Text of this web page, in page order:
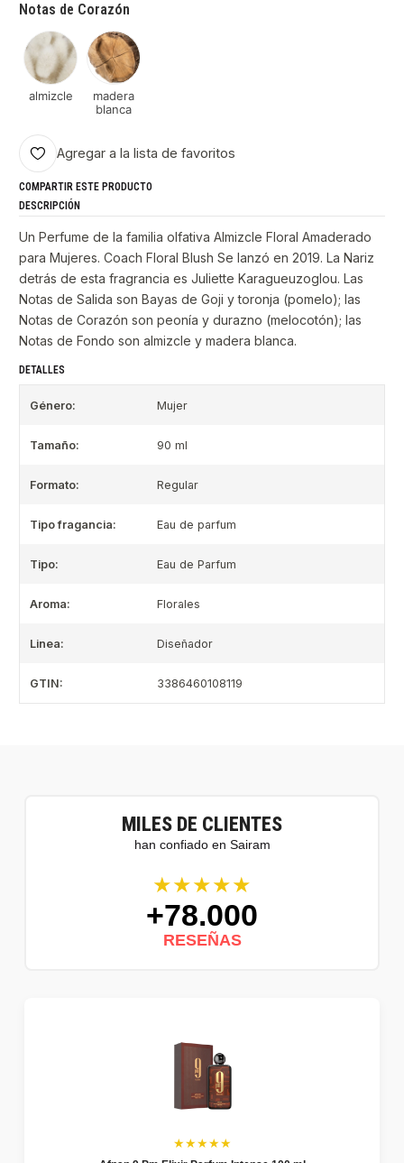
Notas de Corazón
almizcle
madera
blanca
Agregar a la lista de favoritos
COMPARTIR ESTE PRODUCTO
DESCRIPCIÓN
Un Perfume de la familia olfativa Almizcle Floral Amaderado
para Mujeres. Coach Floral Blush Se lanzó en 2019. La Nariz
detrás de esta fragrancia es Juliette Karagueuzoglou. Las
Notas de Salida son Bayas de Goji y toronja (pomelo); las
Notas de Corazón son peonía y durazno (melocotón); las
Notas de Fondo son almizcle y madera blanca.
DETALLES
Género: Mujer
Tamaño: 90 ml
Formato: Regular
Tipo fragancia: Eau de parfum
Tipo: Eau de Parfum
Aroma: Florales
Linea: Diseñador
GTIN: 3386460108119
MILES DE CLIENTES
han confiado en Sairam
★★★★★
+78.000
RESEÑAS
★★★★★